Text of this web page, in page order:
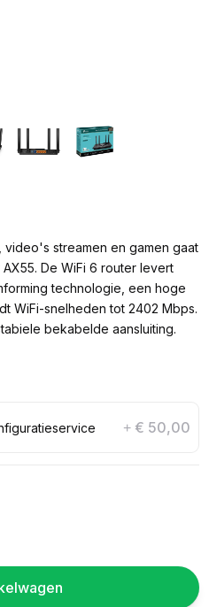
streamen en gamen gaat
De WiFi 6 router levert
technologie, een hoge
WiFi-snelheden tot 2402 Mbps.
bekabelde aansluiting.
+ € 50,00